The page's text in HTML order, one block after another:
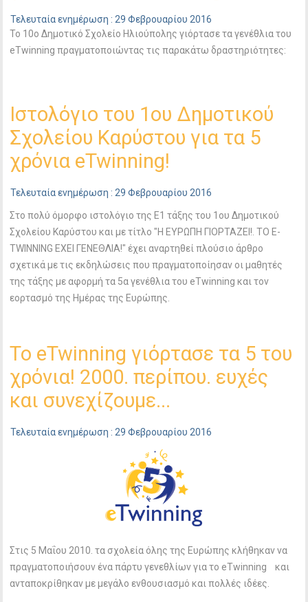
Τελευταία ενημέρωση : 29 Φεβρουαρίου 2016
Το 10ο Δημοτικό Σχολείο Ηλιούπολης γιόρτασε τα γενέθλια του
eTwinning πραγματοποιώντας τις παρακάτω δραστηριότητες:
Ιστολόγιο του 1ου Δημοτικού
Σχολείου Καρύστου για τα 5
χρόνια eTwinning!
Τελευταία ενημέρωση : 29 Φεβρουαρίου 2016
Στο πολύ όμορφο ιστολόγιο της Ε1 τάξης του 1ου Δημοτικού
Σχολείου Καρύστου και με τίτλο "Η ΕΥΡΩΠΗ ΓΙΟΡΤΑΖΕΙ!. ΤΟ E-
TWINNING ΕΧΕΙ ΓΕΝΕΘΛΙΑ!" έχει αναρτηθεί πλούσιο άρθρο
σχετικά με τις εκδηλώσεις που πραγματοποίησαν οι μαθητές
της τάξης με αφορμή τα 5α γενέθλια του eTwinning και τον
εορτασμό της Ημέρας της Ευρώπης.
To eTwinning γιόρτασε τα 5 του
χρόνια! 2000. περίπου. ευχές
και συνεχίζουμε...
Τελευταία ενημέρωση : 29 Φεβρουαρίου 2016
Στις 5 Μαΐου 2010. τα σχολεία όλης της Ευρώπης κλήθηκαν να
πραγματοποιήσουν ένα πάρτυ γενεθλίων για το eTwinning και
ανταποκρίθηκαν με μεγάλο ενθουσιασμό και πολλές ιδέες.